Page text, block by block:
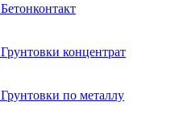
Бетонконтакт
Грунтовки концентрат
Грунтовки по металлу